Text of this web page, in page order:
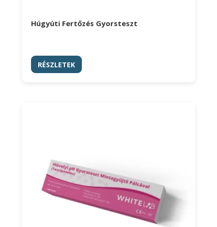
Húgyúti Fertőzés Gyorsteszt
RÉSZLETEK